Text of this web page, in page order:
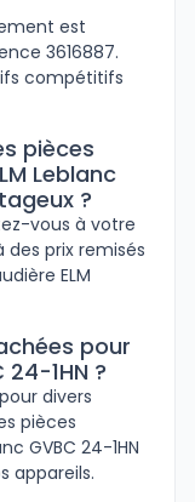
est
3616887.
compétitifs
pièces
Leblanc
?
vous à votre
prix remisés
ELM
pour
24-1HN ?
divers
pièces
GVBC 24-1HN
appareils.